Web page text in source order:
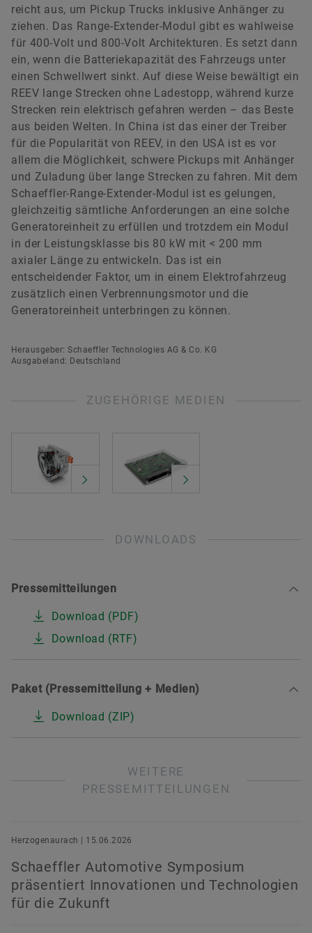
reicht aus, um Pickup Trucks inklusive Anhänger zu
ziehen. Das Range-Extender-Modul gibt es wahlweise
für 400-Volt und 800-Volt Architekturen. Es setzt dann
ein, wenn die Batteriekapazität des Fahrzeugs unter
einen Schwellwert sinkt. Auf diese Weise bewältigt ein
REEV lange Strecken ohne Ladestopp, während kurze
Strecken rein elektrisch gefahren werden – das Beste
aus beiden Welten. In China ist das einer der Treiber
für die Popularität von REEV, in den USA ist es vor
allem die Möglichkeit, schwere Pickups mit Anhänger
und Zuladung über lange Strecken zu fahren. Mit dem
Schaeffler-Range-Extender-Modul ist es gelungen,
gleichzeitig sämtliche Anforderungen an eine solche
Generatoreinheit zu erfüllen und trotzdem ein Modul
in der Leistungsklasse bis 80 kW mit < 200 mm
axialer Länge zu entwickeln. Das ist ein
entscheidender Faktor, um in einem Elektrofahrzeug
zusätzlich einen Verbrennungsmotor und die
Generatoreinheit unterbringen zu können.
Herausgeber: Schaeffler Technologies AG & Co. KG
Ausgabeland: Deutschland
ZUGEHÖRIGE MEDIEN
DOWNLOADS
Pressemitteilungen
Download (PDF)
Download (RTF)
Paket (Pressemitteilung + Medien)
Download (ZIP)
WEITERE
PRESSEMITTEILUNGEN
Herzogenaurach | 15.06.2026
Schaeffler Automotive Symposium
präsentiert Innovationen und Technologien
für die Zukunft